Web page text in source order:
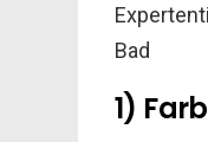
Bad
1)